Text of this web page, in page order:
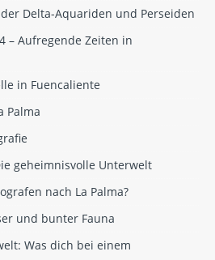
Delta-Aquariden und Perseiden
– Aufregende Zeiten in
in Fuencaliente
Palma
geheimnisvolle Unterwelt
nach La Palma?
und bunter Fauna
Was dich bei einem